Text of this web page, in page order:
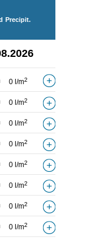
Precipit.
0 l/m2
0 l/m2
0 l/m2
0 l/m2
0 l/m2
0 l/m2
0 l/m2
0 l/m2